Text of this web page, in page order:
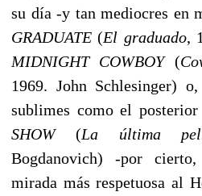
su día -y tan mediocres en
GRADUATE (El graduado,
MIDNIGHT COWBOY(
1969. John Schlesinger)
sublimes como el posterior
SHOW(La última
Bogdanovich) -por
mirada más respetuosa al